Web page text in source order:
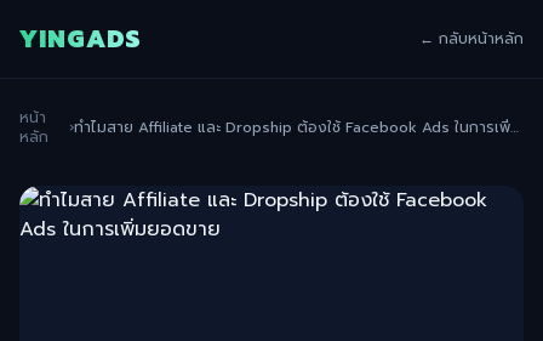
YINGADS ← กลับหน้าหลัก
หน้า
หลัก
›ทำไมสาย Affiliate และ Dropship ต้องใช้ Facebook Ads ในการเพิ่ม